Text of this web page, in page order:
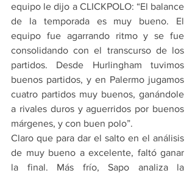
equipo le dijo a CLICKPOLO: “El balance
de la temporada es muy bueno. El
equipo fue agarrando ritmo y se fue
consolidando con el transcurso de los
partidos. Desde Hurlingham tuvimos
buenos partidos, y en Palermo jugamos
cuatro partidos muy buenos, ganándole
a rivales duros y aguerridos por buenos
márgenes, y con buen polo”.
Claro que para dar el salto en el análisis
de muy bueno a excelente, faltó ganar
la final. Más frío, Sapo analiza la